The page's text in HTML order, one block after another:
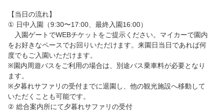
【当日の流れ】
① 日中入園（9:30〜17:00、最終入園16:00）
入園ゲートでWEBチケットをご提示ください。マイカーで園内
をお好きなペースでお回りいただけます。来園日当日であれば何
度でもご入園いただけます。
※園内周遊バスをご利用の場合は、別途バス乗車料が必要となり
ます。
※夕暮れサファリの受付までに退園し、他の観光施設へ移動して
いただくことも可能です。
② 総合案内所にて夕暮れサファリの受付